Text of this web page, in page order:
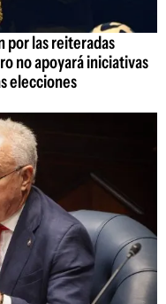
las reiteradas
no apoyará iniciativas
elecciones